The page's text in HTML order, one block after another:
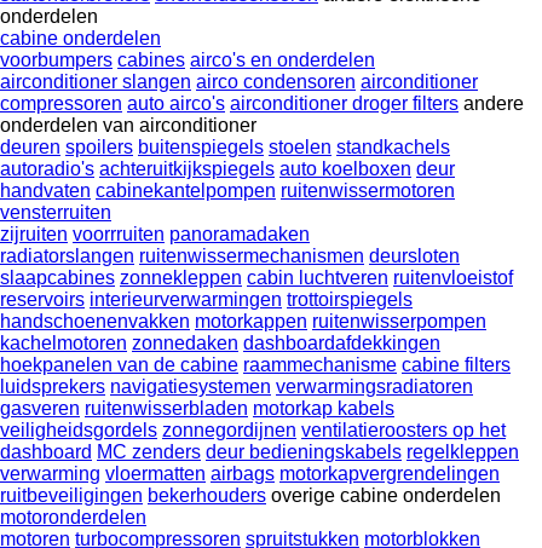
onderdelen
cabine onderdelen
voorbumpers cabines airco's en onderdelen
airconditioner slangen airco condensoren airconditioner
compressoren auto airco's airconditioner droger filters andere
onderdelen van airconditioner
deuren spoilers buitenspiegels stoelen standkachels
autoradio's achteruitkijkspiegels auto koelboxen deur
handvaten cabinekantelpompen ruitenwissermotoren
vensterruiten
zijruiten voorrruiten panoramadaken
radiatorslangen ruitenwissermechanismen deursloten
slaapcabines zonnekleppen cabin luchtveren ruitenvloeistof
reservoirs interieurverwarmingen trottoirspiegels
handschoenenvakken motorkappen ruitenwisserpompen
kachelmotoren zonnedaken dashboardafdekkingen
hoekpanelen van de cabine raammechanisme cabine filters
luidsprekers navigatiesystemen verwarmingsradiatoren
gasveren ruitenwisserbladen motorkap kabels
veiligheidsgordels zonnegordijnen ventilatieroosters op het
dashboard MC zenders deur bedieningskabels regelkleppen
verwarming vloermatten airbags motorkapvergrendelingen
ruitbeveiligingen bekerhouders overige cabine onderdelen
motoronderdelen
motoren turbocompressoren spruitstukken motorblokken